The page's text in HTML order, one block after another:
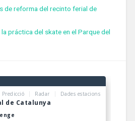
de reforma del recinto ferial de
práctica del skate en el Parque del